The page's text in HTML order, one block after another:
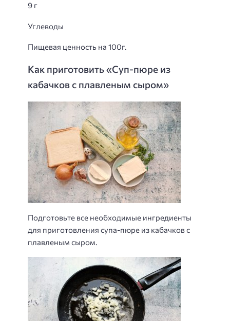
9 г
Углеводы
Пищевая ценность на 100г.
Как приготовить «Суп-пюре из
кабачков с плавленым сыром»
Подготовьте все необходимые ингредиенты
для приготовления супа-пюре из кабачков с
плавленым сыром.